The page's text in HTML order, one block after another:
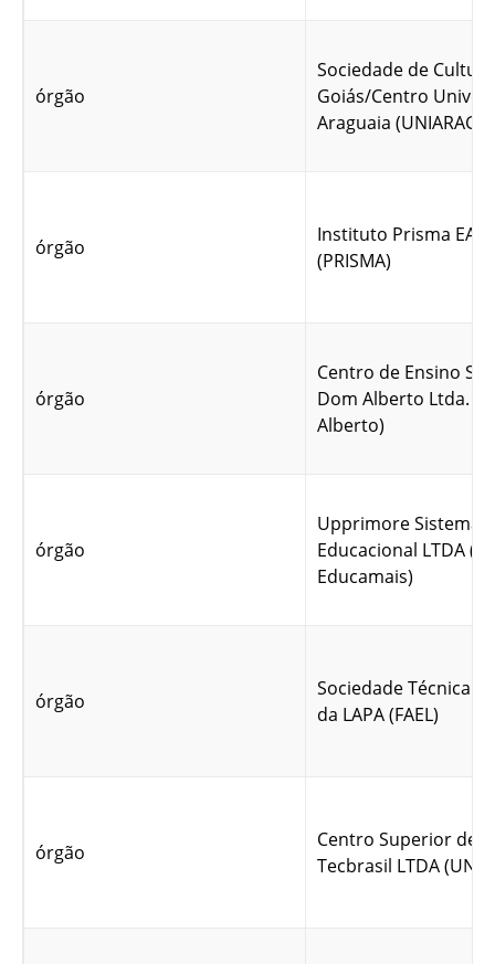
órgão
Sociedade de
Goiás/Centro
Araguaia
órgão
Instituto Prisma EAD
(PRISMA)
órgão
Centro de Ensino
Dom Alberto Ltda.
Alberto)
órgão
Upprimore Sistema
Educacional LTDA
Educamais)
órgão
Sociedade Técnica
da LAPA (FAEL)
órgão
Centro Superior de
Tecbrasil LTDA